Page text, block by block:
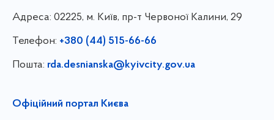
Адреса: 02225, м. Київ, пр-т Червоної Калини, 29
Телефон: +380 (44) 515-66-66
Пошта: rda.desnianska@kyivcity.gov.ua
Офіційний портал Києва